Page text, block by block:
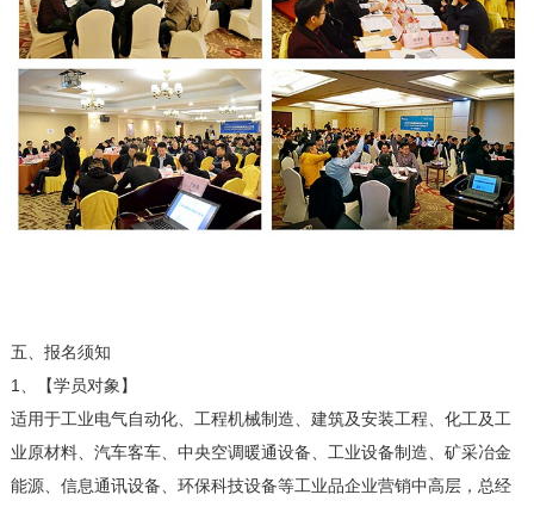
五、报名须知
1、【学员对象】
适用于工业电气自动化、工程机械制造、建筑及安装工程、化工及工
业原材料、汽车客车、中央空调暖通设备、工业设备制造、矿采冶金
能源、信息通讯设备、环保科技设备等工业品企业营销中高层，总经